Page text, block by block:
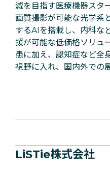
減を目指す医療機器スタ
画質撮影が可能な光学系
するAIを搭載し、内科な
援が可能な低価格ソリュ
患に加え、認知症など全
視野に入れ、国内外での
LiSTie株式会社